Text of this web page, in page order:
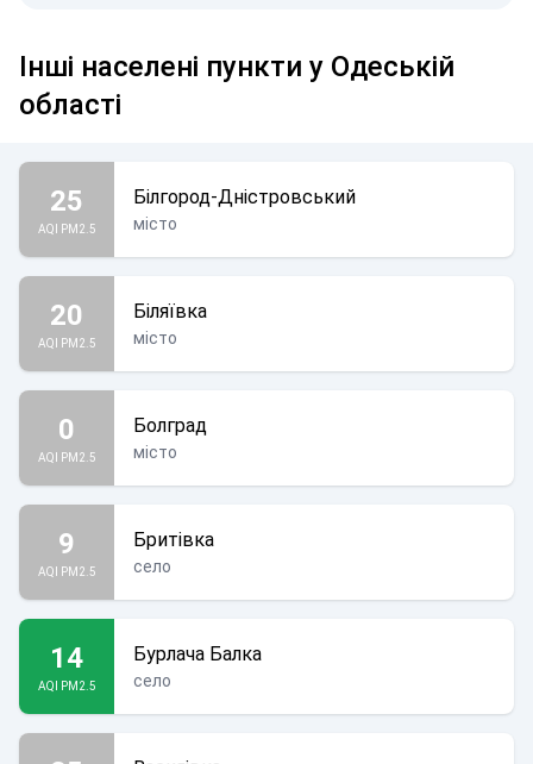
Інші населені пункти у Одеській
області
25
AQI PM2.5
Білгород-Дністровський
місто
20
AQI PM2.5
Біляївка
місто
0
AQI PM2.5
Болград
місто
9
AQI PM2.5
Бритівка
село
14
AQI PM2.5
Бурлача Балка
село